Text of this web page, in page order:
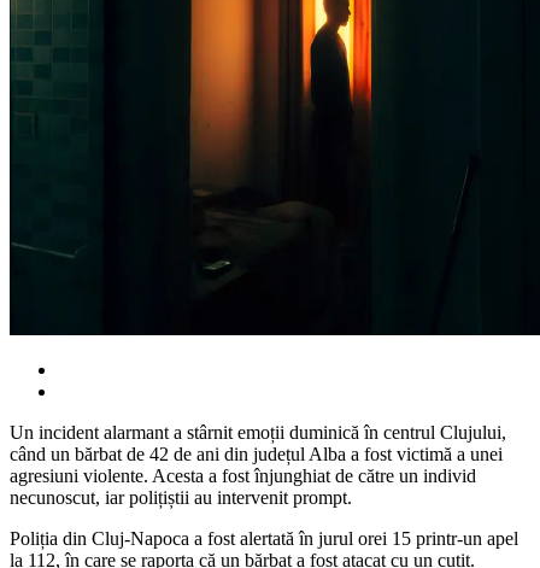
Un incident alarmant a stârnit emoții duminică în centrul Clujului,
când un bărbat de 42 de ani din județul Alba a fost victimă a unei
agresiuni violente. Acesta a fost înjunghiat de către un individ
necunoscut, iar polițiștii au intervenit prompt.
Poliția din Cluj-Napoca a fost alertată în jurul orei 15 printr-un apel
la 112, în care se raporta că un bărbat a fost atacat cu un cuțit.